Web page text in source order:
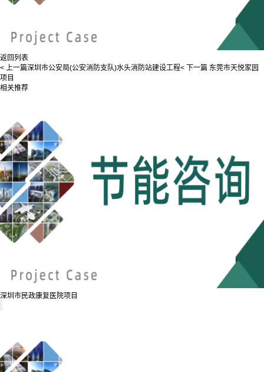
返回列表
< 上一篇深圳市公安局(公安消防支队)水头消防站建设工程< 下一篇 东莞市天悦家园
项目
相关推荐
深圳市民政康复医院项目